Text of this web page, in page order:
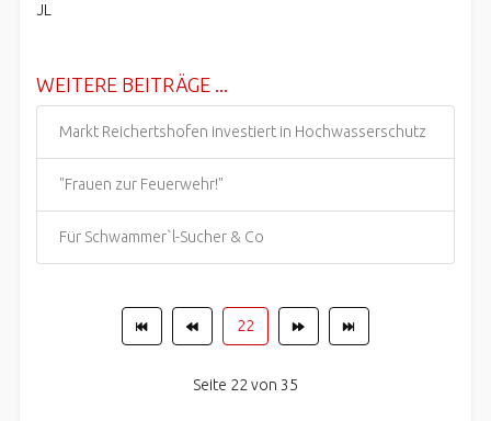
JL
WEITERE BEITRÄGE ...
Markt Reichertshofen investiert in Hochwasserschutz
"Frauen zur Feuerwehr!"
Für Schwammer`l-Sucher & Co
22
Seite 22 von 35